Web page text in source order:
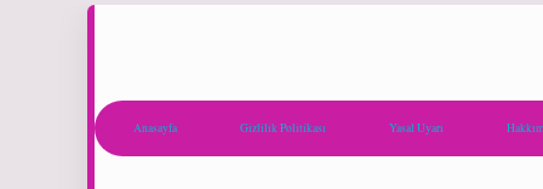
Anasayfa Gizlilik Politikası Yasal Uyarı